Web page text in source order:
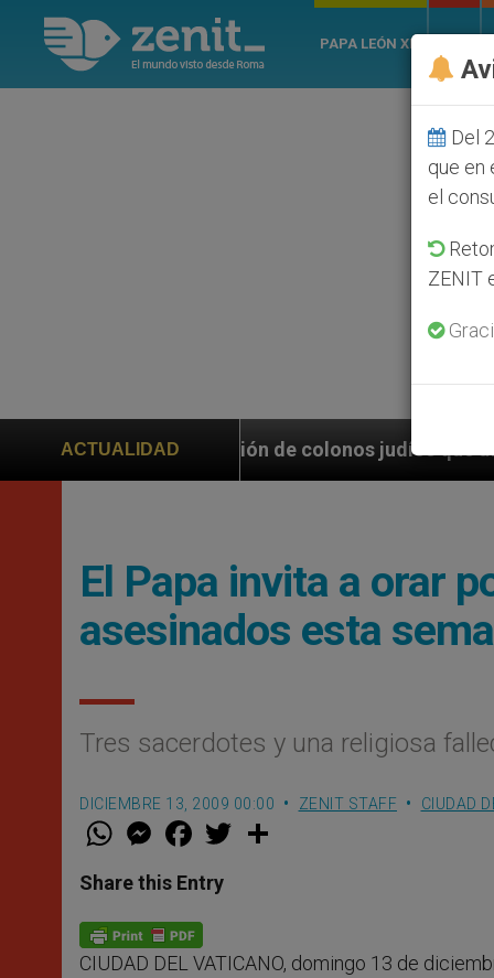
PAPA LEÓN XIV
ACTUALIDAD
de colonos judíos que afecta a cristianos
El Papa invita a orar
asesinados esta
Tres sacerdotes y una religiosa
DICIEMBRE 13, 2009 00:00 ZENIT STAFF CIUDAD
W
t
s
p
p
M
e
s
e
g
e
r
F
a
e
b
o
k
w
Share this Entry
CIUDAD DEL VATICANO, domingo 13 de
Del
que en
el
ZENIT